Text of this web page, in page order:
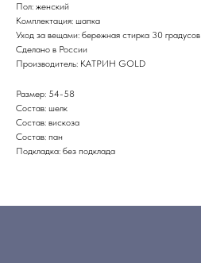
Пол: женский
Комплектация: шапка
Уход за вещами: бережная стирка 30 градусов
Сделано в России
Производитель: КАТРИН GOLD
Размер: 54-58
Состав: шелк
Состав: вискоза
Состав: пан
Подкладка: без подклада